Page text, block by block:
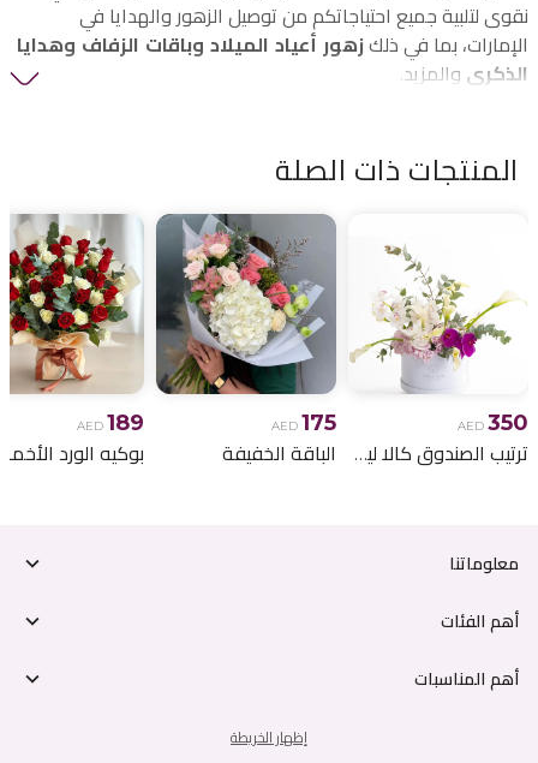
نقوى لتلبية جميع احتياجاتكم من توصيل الزهور والهدايا في
الإمارات، بما في ذلك زهور أعياد الميلاد وباقات الزفاف وهدايا
الذكرى والمزيد.
المنتجات ذات الصلة
AED 350
ترتيب الصندوق كالا ليلي
AED 175
الباقة الخفيفة
AED 189
معلوماتنا
أهم الفئات
أهم المناسبات
إظهار الخريطة